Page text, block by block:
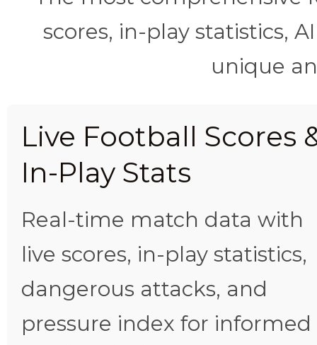
scores, in-play statistics,
unique
Live Football Scores
In-Play Stats
Real-time match data with
live scores, in-play statistics,
dangerous attacks, and
pressure index for informed